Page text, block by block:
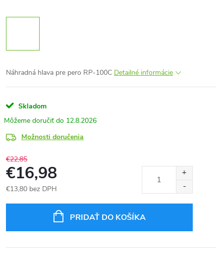
Náhradná hlava pre pero RP-100C Detailné informácie
Skladom
12.8.2026
Možnosti doručenia
€22,85
€16,98
€13,80 bez DPH
PRIDAŤ DO KOŠÍKA